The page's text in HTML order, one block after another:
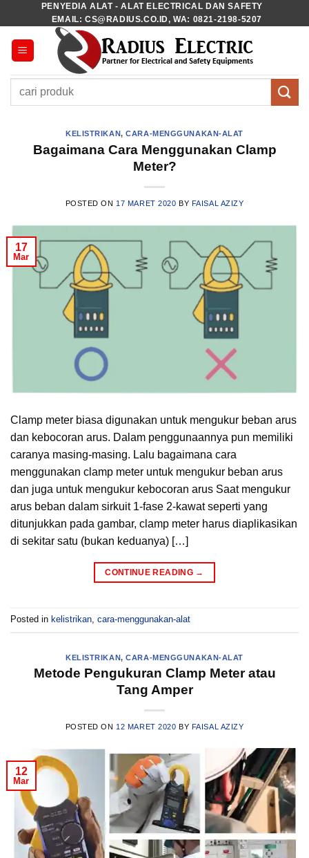
to
content
PENYEDIA ALAT - ALAT ELECTRICAL DAN SAFETY
EMAIL: CS@RADIUS.CO.ID, WA: 0821-2198-5207
Pencarian
KELISTRIKAN,CARA-MENGGUNAKAN-ALAT
Bagaimana Cara Menggunakan Clamp
Meter?
POSTED ON 17 MARET 2020 BY FAISAL AZIZY
17
Mar
Clamp meter biasa digunakan untuk mengukur beban arus
dan kebocoran arus. Dalam penggunaannya pun memiliki
caranya masing-masing. Lalu bagaimana cara
menggunakan clamp meter untuk mengukur beban arus
dan juga untuk mengukur kebocoran arus Saat mengukur
arus beban dalam sirkuit 1-fase 2-kawat seperti yang
ditunjukkan pada gambar, clamp meter harus diaplikasikan
di sekitar satu (bukan keduanya) […]
CONTINUE READING →
Posted in kelistrikan, cara-menggunakan-alat
KELISTRIKAN,CARA-MENGGUNAKAN-ALAT
Metode Pengukuran Clamp Meter atau
Tang Amper
POSTED ON 12 MARET 2020 BY FAISAL AZIZY
12
Mar